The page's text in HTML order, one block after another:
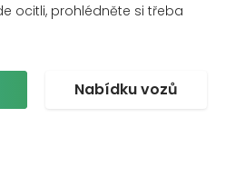
ocitli, prohlédněte si třeba
Nabídku vozů